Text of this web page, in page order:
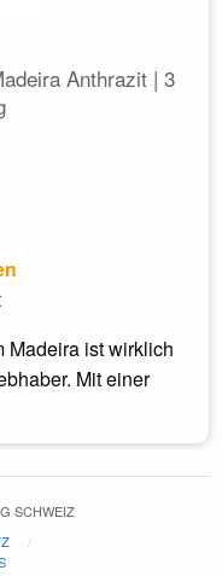
Anthrazit | 3
Madeira ist wirklich
Mit einer
SCHWEIZ